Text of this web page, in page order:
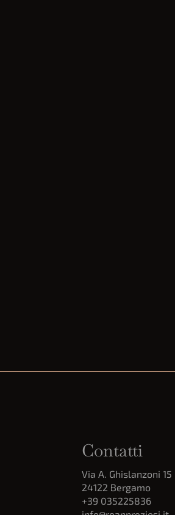
Contatti
Via A. Ghislanzoni 15
24122 Bergamo
+39 035225836